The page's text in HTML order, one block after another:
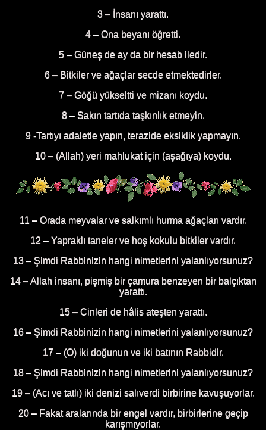
3 – İnsanı yarattı.
4 – Ona beyanı öğretti.
5 – Güneş de ay da bir hesab iledir.
6 – Bitkiler ve ağaçlar secde etmektedirler.
7 – Göğü yükseltti ve mizanı koydu.
8 – Sakın tartıda taşkınlık etmeyin.
9 -Tartıyı adaletle yapın, terazide eksiklik yapmayın.
10 – (Allah) yeri mahlukat için (aşağıya) koydu.
11 – Orada meyvalar ve salkımlı hurma ağaçları vardır.
12 – Yapraklı taneler ve hoş kokulu bitkiler vardır.
13 – Şimdi Rabbinizin hangi nimetlerini yalanlıyorsunuz?
14 – Allah insanı, pişmiş bir çamura benzeyen bir balçıktan
yarattı.
15 – Cinleri de hâlis ateşten yarattı.
16 – Şimdi Rabbinizin hangi nimetlerini yalanlıyorsunuz?
17 – (O) iki doğunun ve iki batının Rabbidir.
18 – Şimdi Rabbinizin hangi nimetlerini yalanlıyorsunuz?
19 – (Acı ve tatlı) iki denizi salıverdi birbirine kavuşuyorlar.
20 – Fakat aralarında bir engel vardır, birbirlerine geçip
karışmıyorlar.